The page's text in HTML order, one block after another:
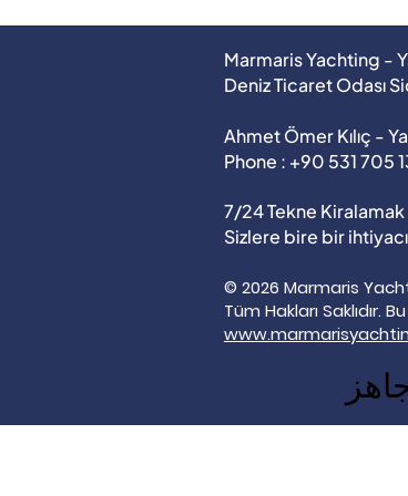
Marmaris Yachting -
Deniz Ticaret Odası
Ahmet Ömer Kılıç -
Phone : +90 531 705
7/24 Tekne
Sizlere bire bir
© 2026 Marmaris
Tüm Hakları